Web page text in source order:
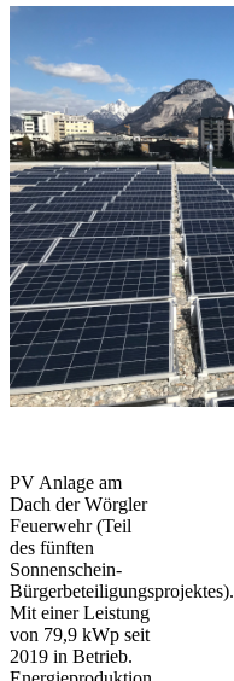
PV Anlage am
Dach der Wörgler
Feuerwehr (Teil
des fünften
Sonnenschein-
Bürgerbeteiligungsprojektes).
Mit einer Leistung
von 79,9 kWp seit
2019 in Betrieb.